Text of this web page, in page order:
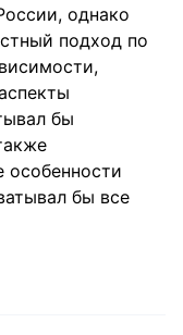
однако
подход по
бы
особенности
бы все